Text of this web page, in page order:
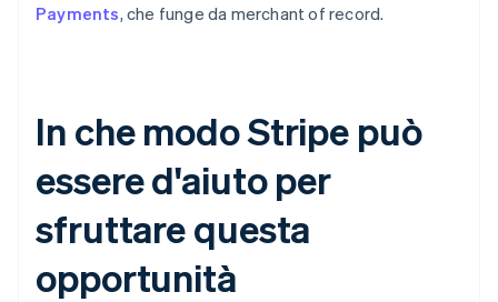
Payments, che funge da merchant of record.
In che modo Stripe può
essere d'aiuto per
sfruttare questa
opportunità